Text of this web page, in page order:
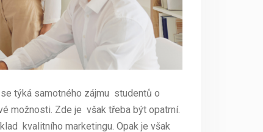
týká samotného zájmu studentů o
možnosti. Zde je však třeba být opatrní.
kvalitního marketingu. Opak je však